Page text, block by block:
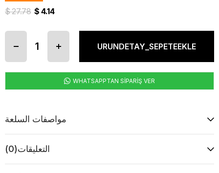
$ 27.78 $ 4.14
WHATSAPPTAN SİPARİŞ VER
مواصفات السلعة
التعليقات(0)